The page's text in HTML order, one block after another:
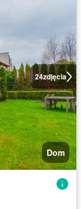
24zdjęcia
Dom